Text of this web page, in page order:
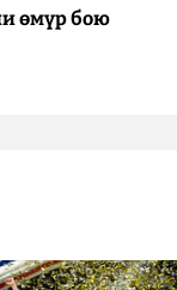
өмүр бою